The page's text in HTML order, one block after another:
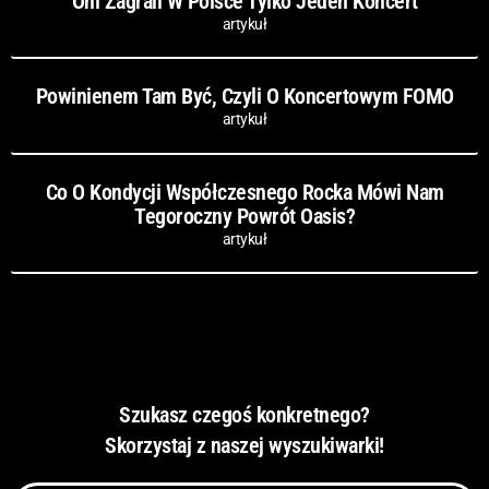
artykuł
Powinienem Tam Być, Czyli O Koncertowym FOMO
artykuł
Co O Kondycji Współczesnego Rocka Mówi Nam
Tegoroczny Powrót Oasis?
artykuł
Szukasz czegoś konkretnego?
Skorzystaj z naszej wyszukiwarki!